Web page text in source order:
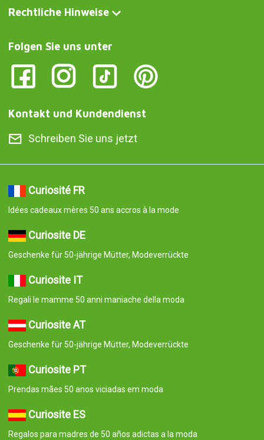
Rechtliche Hinweise
Folgen Sie uns unter
Kontakt und Kundendienst
Schreiben Sie uns jetzt
Curiosité FR
Idées cadeaux mères 50 ans accros à la mode
Curiosite DE
Geschenke für 50-jährige Mütter, Modeverrückte
Curiosite IT
Regali le mamme 50 anni maniache della moda
Curiosite AT
Geschenke für 50-jährige Mütter, Modeverrückte
Curiosite PT
Prendas mães 50 anos viciadas em moda
Curiosite ES
Regalos para madres de 50 años adictas a la moda